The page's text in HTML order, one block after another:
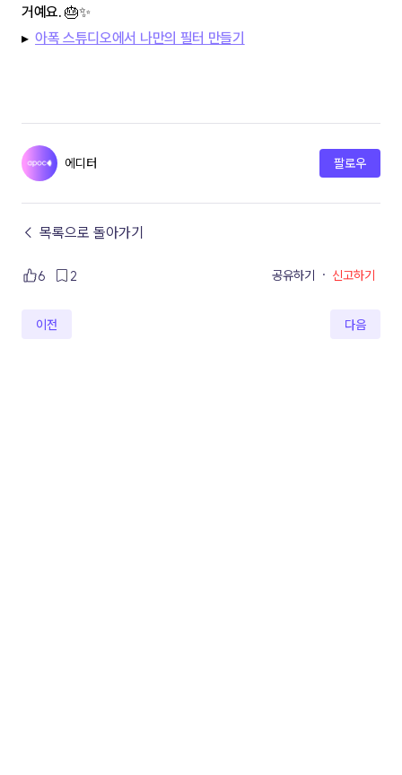
거예요. 🎂✨
▸ 아폭 스튜디오에서 나만의 필터 만들기
에디터 팔로우
← 목록으로 돌아가기
6 2 공유하기 · 신고하기
이전 다음